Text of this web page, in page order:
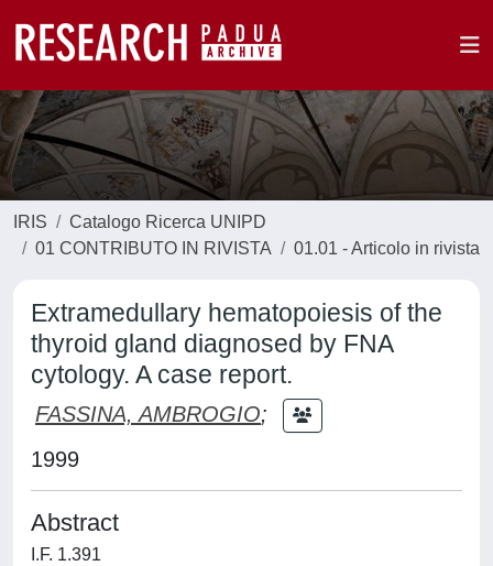
IRIS
Catalogo Ricerca UNIPD
01 CONTRIBUTO IN RIVISTA
01.01 - Articolo in rivista
Extramedullary hematopoiesis of the
thyroid gland diagnosed by FNA
cytology. A case report.
FASSINA, AMBROGIO;
1999
Abstract
I.F. 1.391